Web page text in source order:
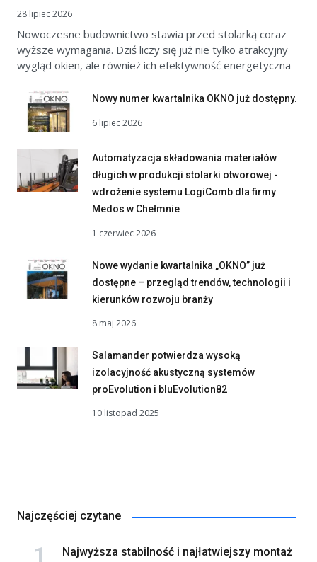
28 lipiec 2026
Nowoczesne budownictwo stawia przed stolarką coraz
wyższe wymagania. Dziś liczy się już nie tylko atrakcyjny
wygląd okien, ale również ich efektywność energetyczna
Nowy numer kwartalnika OKNO już dostępny.
6 lipiec 2026
Automatyzacja składowania materiałów
długich w produkcji stolarki otworowej -
wdrożenie systemu LogiComb dla firmy
Medos w Chełmnie
1 czerwiec 2026
Nowe wydanie kwartalnika „OKNO” już
dostępne – przegląd trendów, technologii i
kierunków rozwoju branży
8 maj 2026
Salamander potwierdza wysoką
izolacyjność akustyczną systemów
proEvolution i bluEvolution82
10 listopad 2025
Najczęściej czytane
Najwyższa stabilność i najłatwiejszy montaż